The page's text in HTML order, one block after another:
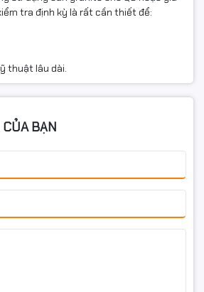
tra định kỳ là rất cần thiết để:
thuật lâu dài.
BẠN